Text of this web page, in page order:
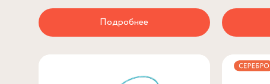
Подробнее